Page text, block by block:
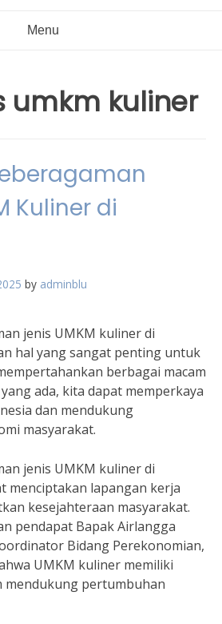
Menu
umkm kuliner
Kuliner di
by adminblu
jenis UMKM kuliner di
hal yang sangat penting untuk
berbagai macam
ada, kita dapat memperkaya
dan mendukung
masyarakat.
jenis UMKM kuliner di
menciptakan lapangan kerja
kesejahteraan masyarakat.
pendapat Bapak Airlangga
Bidang Perekonomian,
UMKM kuliner memiliki
mendukung pertumbuhan